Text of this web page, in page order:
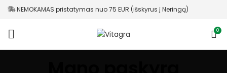
NEMOKAMAS pristatymas nuo 75 EUR (išskyrus į Neringą)
0